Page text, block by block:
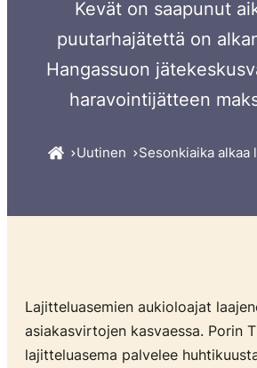
Kevät on saapunut
puutarhajätettä on
Hangassuon
haravointijätteen
Uutinen Sesonkiaika
Lajitteluasemien aukioloajat
asiakasvirtojen kasvaessa. Porin
lajitteluasema palvelee